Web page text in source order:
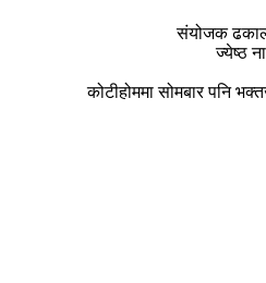
संयोजक
ज्येष्ठ
कोटीहोममा सोमबार पनि